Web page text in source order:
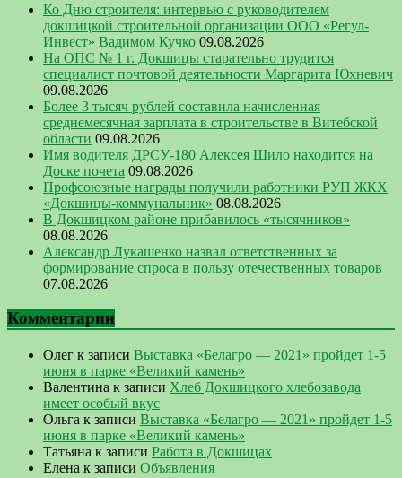
Ко Дню строителя: интервью с руководителем
докшицкой строительной организации ООО «Регул-
Инвест» Вадимом Кучко 09.08.2026
На ОПС № 1 г. Докшицы старательно трудится
специалист почтовой деятельности Маргарита Юхневич
09.08.2026
Более 3 тысяч рублей составила начисленная
среднемесячная зарплата в строительстве в Витебской
области 09.08.2026
Имя водителя ДРСУ-180 Алексея Шило находится на
Доске почета 09.08.2026
Профсоюзные награды получили работники РУП ЖКХ
«Докшицы-коммунальник» 08.08.2026
В Докшицком районе прибавилось «тысячников»
08.08.2026
Александр Лукашенко назвал ответственных за
формирование спроса в пользу отечественных товаров
07.08.2026
Комментарии
Олег к записи Выставка «Белагро — 2021» пройдет 1-5
июня в парке «Великий камень»
Валентина к записи Хлеб Докшицкого хлебозавода
имеет особый вкус
Ольга к записи Выставка «Белагро — 2021» пройдет 1-5
июня в парке «Великий камень»
Татьяна к записи Работа в Докшицах
Елена к записи Объявления